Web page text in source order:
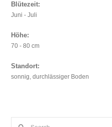
Blütezeit:
Juni - Juli
Höhe:
70 - 80 cm
Standort:
sonnig, durchlässiger Boden